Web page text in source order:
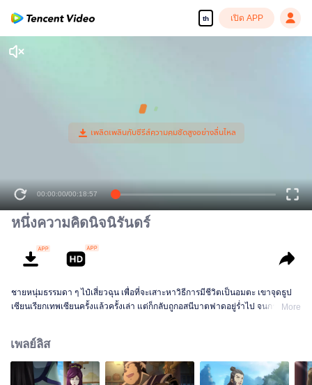
th เปิด APP
00:00:00/00:18:57
หนึ่งความคิดนิจนิรันดร์
ชายหนุ่มธรรมดา ๆ ไป๋เสี่ยวฉุน เพื่อที่จะเสาะหาวิธีการมีชีวิตเป็นอมตะ เขาจุดธูป
เซียนเรียกเทพเซียนครั้งแล้วครั้งเล่า แต่ก็กลับถูกอสนีบาตฟาดอยู่ร่ำไป จนกระทั่งMore
เพลย์ลิส